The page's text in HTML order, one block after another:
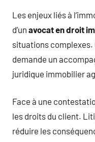
Les enjeux liés à
d’un avocat en droit
situations
demande un
juridique immobilier
Face à une
les droits du client.
réduire les